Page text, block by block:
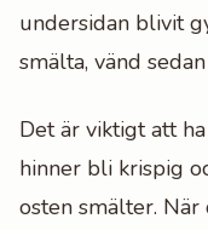
undersidan blivit
smälta, vänd
Det är viktigt att
hinner bli krispig
osten smälter.